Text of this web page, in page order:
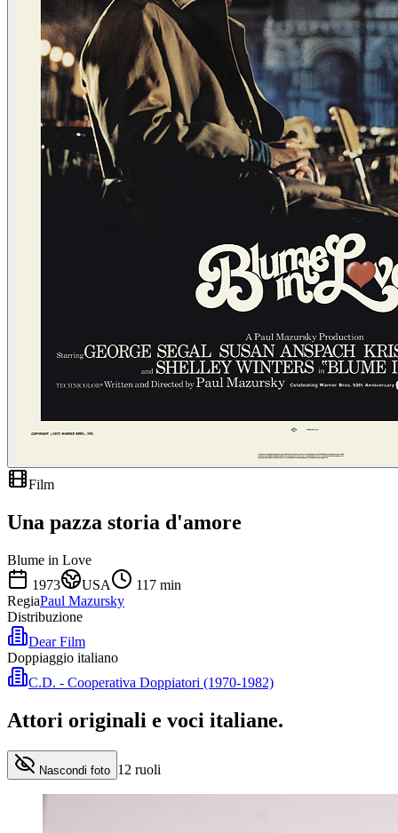
Film
Una pazza storia d'amore
Blume in Love
1973
USA 117 min
RegiaPaul Mazursky
Distribuzione
Dear Film
Doppiaggio italiano
C.D. - Cooperativa Doppiatori (1970-1982)
Attori originali e voci italiane.
Nascondi foto 12 ruoli